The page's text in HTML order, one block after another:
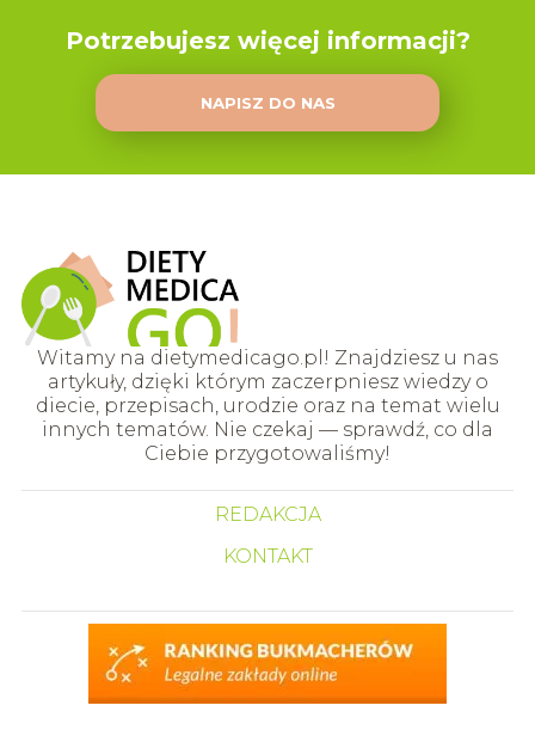
Potrzebujesz więcej informacji?
NAPISZ DO NAS
Witamy na dietymedicago.pl! Znajdziesz u nas
artykuły, dzięki którym zaczerpniesz wiedzy o
diecie, przepisach, urodzie oraz na temat wielu
innych tematów. Nie czekaj — sprawdź, co dla
Ciebie przygotowaliśmy!
REDAKCJA
KONTAKT